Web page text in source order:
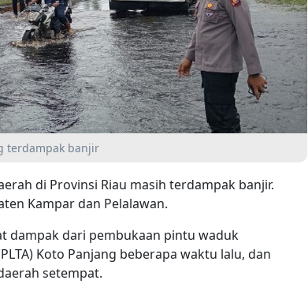
terdampak banjir
di Provinsi Riau masih terdampak banjir.
Kampar dan Pelalawan.
dampak dari pembukaan pintu waduk
Koto Panjang beberapa waktu lalu, dan
setempat.